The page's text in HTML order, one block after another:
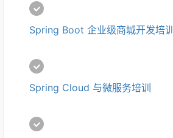
Spring Boot 企业级商城开发培训
Spring Cloud 与微服务培训